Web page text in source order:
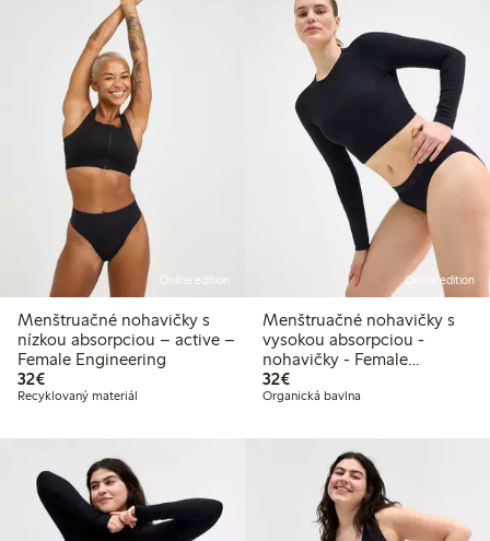
Online edition
Menštruačné nohavičky s
nízkou absorpciou – active –
Female Engineering
32€32,00 €
Recyklovaný materiál
Online edition
Menštruačné nohavičky s
vysokou absorpciou -
nohavičky - Female
Engineering
32€32,00 €
Organická bavlna